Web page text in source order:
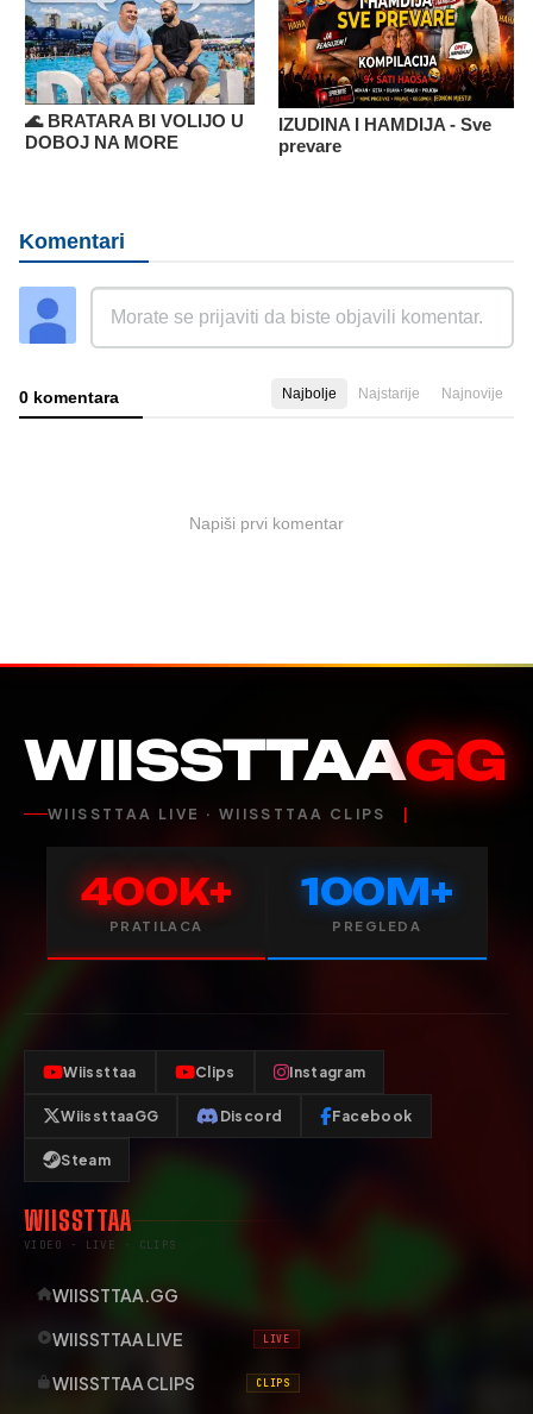
🌊 BRATARA BI VOLIJO U
DOBOJ NA MORE
IZUDINA I HAMDIJA - Sve
prevare
Komentari
0 komentara Najbolje Najstarije Najnovije
Napiši prvi komentar
WIISSTTAAGG
WIISSTTAA LIVE · WIISSTTAA CLIPS
400K+
PRATILACA
100M+
PREGLEDA
Wiissttaa Clips Instagram
WiissttaaGG Discord Facebook
Steam
WIISSTTAA
VIDEO · LIVE · CLIPS
WIISSTTAA.GG
WIISSTTAA LIVE LIVE
WIISSTTAA CLIPS CLIPS